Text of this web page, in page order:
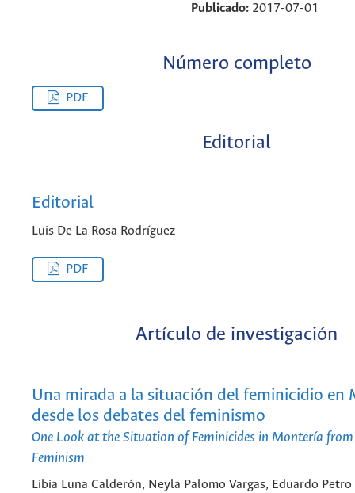
Publicado: 2017-07-01
Número completo
PDF
Editorial
Editorial
Luis De La Rosa Rodríguez
PDF
Artículo de investigación
Una mirada a la situación del feminicidio en
desde los debates del feminismo
One Look at the Situation of Feminicides in Montería
Feminism
Libia Luna Calderón, Neyla Palomo Vargas, Eduardo Petro